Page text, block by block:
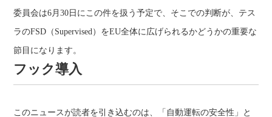
委員会は6月30日にこの件を扱う予定で、そこでの判断が、テス
ラのFSD（Supervised）をEU全体に広げられるかどうかの重要な
節目になります。
フック導入
このニュースが読者を引き込むのは、「自動運転の安全性」と